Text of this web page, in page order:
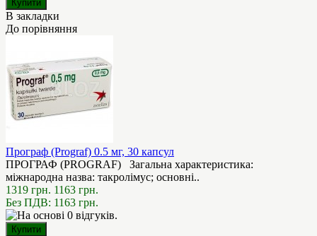
В закладки
До порівняння
Програф (Prograf) 0.5 мг, 30 капсул
ПРОГРАФ (PROGRAF) Загальна характеристика:
міжнародна назва: такролімус; основні..
1319 грн. 1163 грн.
Без ПДВ: 1163 грн.